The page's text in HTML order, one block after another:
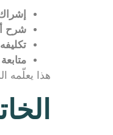
شرح
هذا يعلّمه